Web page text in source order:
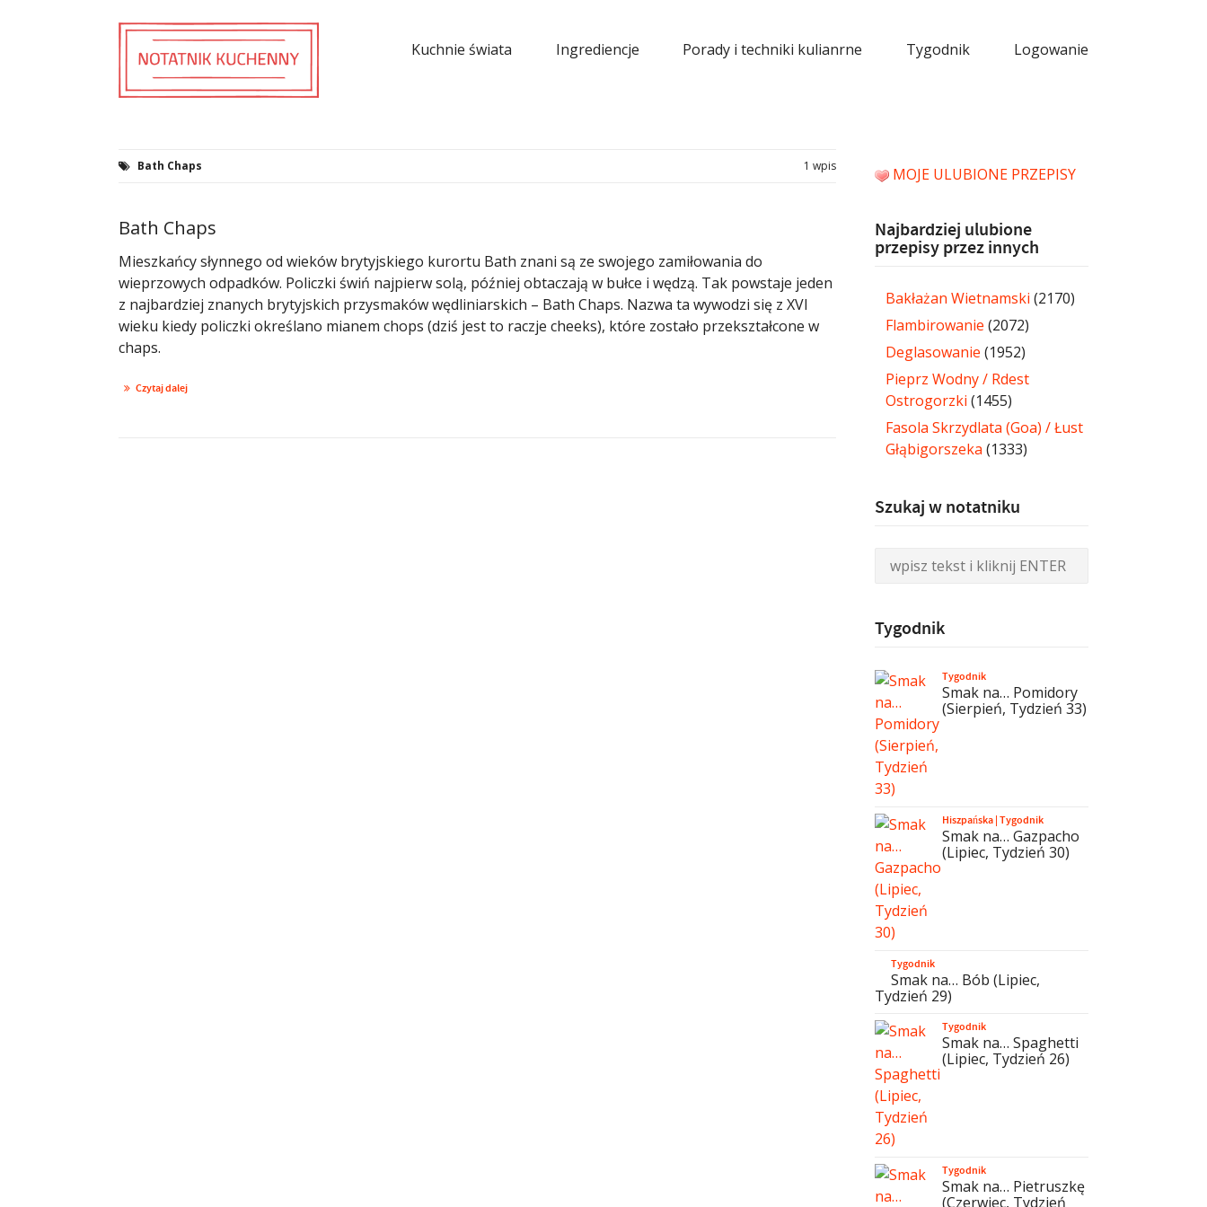
Kuchnie świata Ingrediencje Porady i techniki kulianrne Tygodnik Logowanie
Bath Chaps 1 wpis
Bath Chaps
Mieszkańcy słynnego od wieków brytyjskiego kurortu Bath znani są ze swojego zamiłowania do
wieprzowych odpadków. Policzki świń najpierw solą, później obtaczają w bułce i wędzą. Tak powstaje jeden
z najbardziej znanych brytyjskich przysmaków wędliniarskich – Bath Chaps. Nazwa ta wywodzi się z XVI
wieku kiedy policzki określano mianem chops (dziś jest to raczje cheeks), które zostało przekształcone w
chaps.
Czytaj dalej
MOJE ULUBIONE PRZEPISY
Najbardziej ulubione
przepisy przez innych
Bakłażan Wietnamski (2170)
Flambirowanie (2072)
Deglasowanie (1952)
Pieprz Wodny / Rdest
Ostrogorzki (1455)
Fasola Skrzydlata (Goa) / Łust
Głąbigorszeka (1333)
Szukaj w notatniku
Tygodnik
Tygodnik
Smak na… Pomidory
(Sierpień, Tydzień 33)
Hiszpańska|Tygodnik
Smak na… Gazpacho
(Lipiec, Tydzień 30)
Tygodnik
Smak na… Bób (Lipiec,
Tydzień 29)
Tygodnik
Smak na… Spaghetti
(Lipiec, Tydzień 26)
Tygodnik
Smak na… Pietruszkę
(Czerwiec, Tydzień